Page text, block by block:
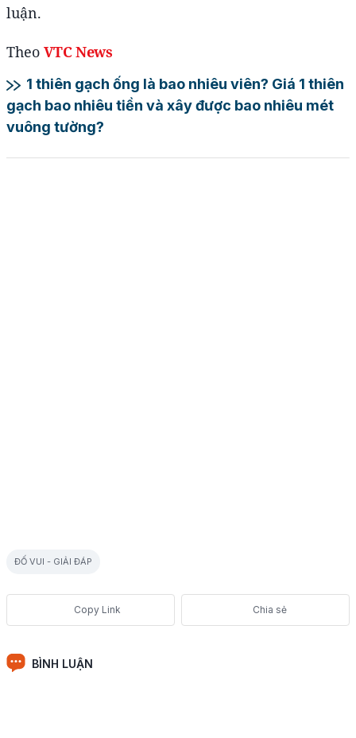
luận.
Theo VTC News
1 thiên gạch ống là bao nhiêu viên? Giá 1 thiên
gạch bao nhiêu tiền và xây được bao nhiêu mét
vuông tường?
ĐỐ VUI - GIẢI ĐÁP
Chia sẻ
BÌNH LUẬN